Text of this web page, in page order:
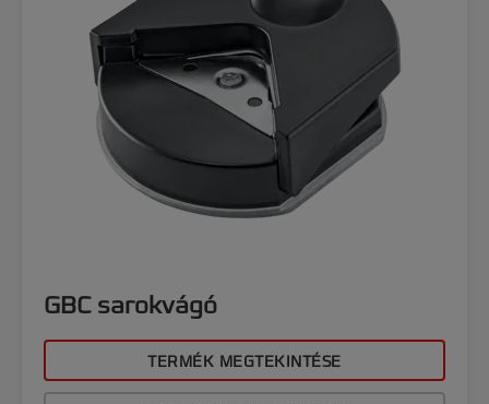
GBC sarokvágó
TERMÉK MEGTEKINTÉSE